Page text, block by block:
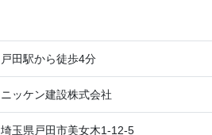
戸田駅から徒歩4分
ニッケン建設株式会社
埼玉県戸田市美女木1‐12‐5